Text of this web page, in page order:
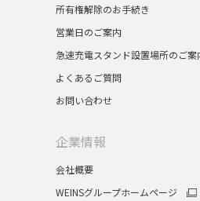
所有権解除のお手続き
営業日のご案内
急速充電スタンド設置場所のご案
よくあるご質問
お問い合わせ
企業情報
会社概要
WEINSグループホームページ